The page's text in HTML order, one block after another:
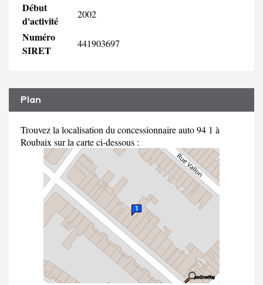
Début
d'activité
2002
Numéro
SIRET
441903697
Plan
Trouvez la localisation du concessionnaire auto 94 1 à
Roubaix sur la carte ci-dessous :